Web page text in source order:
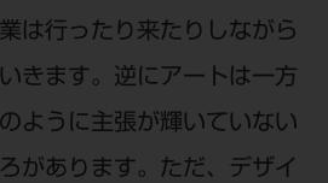
は行ったり来たりしながら
きます。逆にアートは一方
ように主張が輝いていない
があります。ただ、デザイ